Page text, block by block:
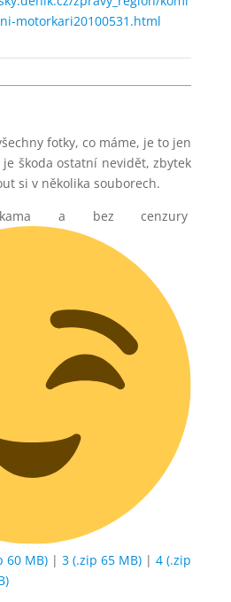
motorkari20100531.html
fotky, co máme, je to jen
škoda ostatní nevidět, zbytek
si v několika souborech.
a bez cenzury
60 MB) |3 (.zip 65 MB) |4 (.zip